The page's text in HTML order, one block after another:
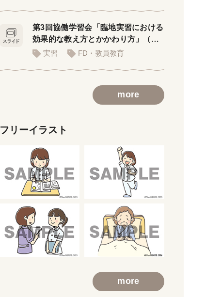
第3回協働学習会「臨地実習における
効果的な教え方とかかわり方」（講
義用スライド）
実習 FD・教員教育
more
フリーイラスト
more